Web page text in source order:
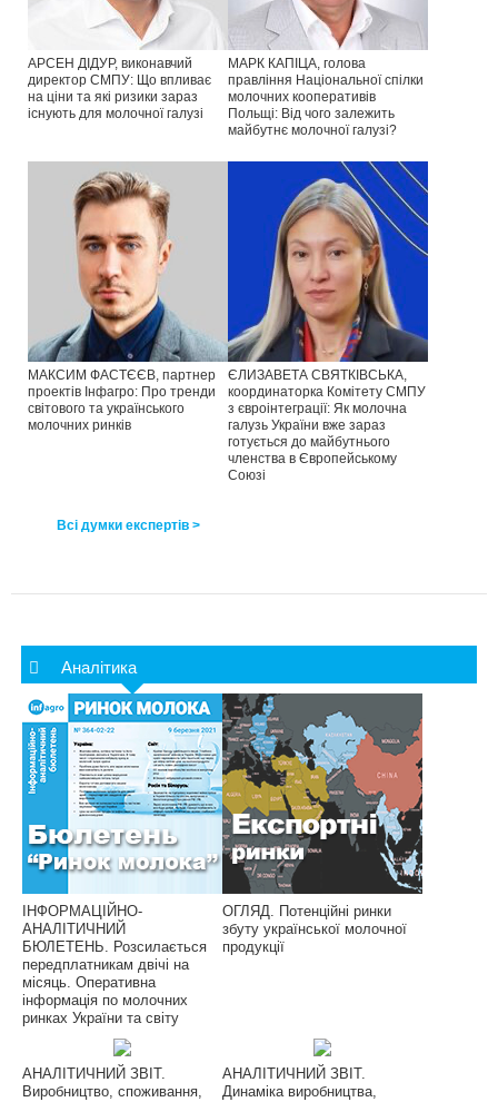
АРСЕН ДІДУР, виконавчий
директор СМПУ: Що впливає
на ціни та які ризики зараз
існують для молочної галузі
МАРК КАПІЦА, голова
правління Національної спілки
молочних кооперативів
Польщі: Від чого залежить
майбутнє молочної галузі?
МАКСИМ ФАСТЄЄВ, партнер
проектів Інфагро: Про тренди
світового та українського
молочних ринків
ЄЛИЗАВЕТА СВЯТКІВСЬКА,
координаторка Комітету СМПУ
з євроінтеграції: Як молочна
галузь України вже зараз
готується до майбутнього
членства в Європейському
Союзі
Всі думки експертів >
Аналітика
ІНФОРМАЦІЙНО-
АНАЛІТИЧНИЙ
БЮЛЕТЕНЬ. Розсилається
передплатникам двічі на
місяць. Оперативна
інформація по молочних
ринках України та світу
ОГЛЯД. Потенційні ринки
збуту української молочної
продукції
АНАЛІТИЧНИЙ ЗВІТ.
Виробництво, споживання,
АНАЛІТИЧНИЙ ЗВІТ.
Динаміка виробництва,